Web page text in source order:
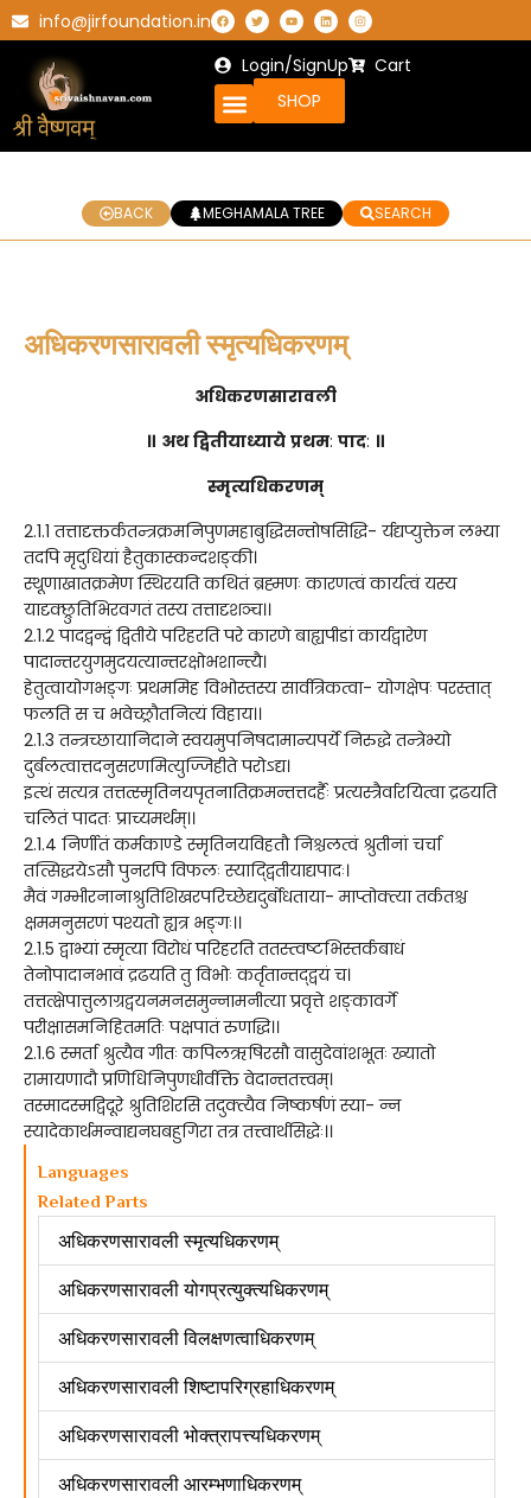
info@jirfoundation.in
Login/SignUp
Cart
SHOP
BACK MEGHAMALA TREE SEARCH
अधिकरणसारावली स्मृत्यधिकरणम्
अधिकरणसारावली
॥ अथ द्वितीयाध्याये प्रथम: पाद: ॥
स्मृत्यधिकरणम्
2.1.1 तत्तादृक्तर्कतन्त्रक्रमनिपुणमहाबुद्धिसन्तोषसिद्धि- र्यद्यप्युक्तेन लभ्या
तदपि मृदुधियां हैतुकास्कन्दशङ्की।
स्थूणाखातक्रमेण स्थिरयति कथितं ब्रह्मणः कारणत्वं कार्यत्वं यस्य
यादृक्छ्रुतिभिरवगतं तस्य तत्तादृशञ्च।।
2.1.2 पादद्वन्द्वं द्वितीये परिहरति परे कारणे बाह्यपीडां कार्यद्वारेण
पादान्तरयुगमुदयत्यान्तरक्षोभशान्त्यै।
हेतुत्वायोगभङ्गः प्रथममिह विभोस्तस्य सार्वत्रिकत्वा- योगक्षेपः परस्तात्
फलति स च भवेच्छ्रौतनित्यं विहाय।।
2.1.3 तन्त्रच्छायानिदाने स्वयमुपनिषदामान्यपर्ये निरुद्धे तन्त्रेभ्यो
दुर्बलत्वात्तदनुसरणमित्युज्जिहीते परोऽद्य।
इत्थं सत्यत्र तत्तत्स्मृतिनयपृतनातिक्रमन्तत्तदर्हैः प्रत्यस्त्रैर्वारयित्वा द्रढयति
चलितं पादतः प्राच्यमर्थम्।।
2.1.4 निर्णीतं कर्मकाण्डे स्मृतिनयविहतौ निश्चलत्वं श्रुतीनां चर्चा
तत्सिद्धयेऽसौ पुनरपि विफलः स्याद्द्वितीयाद्यपादः।
मैवं गम्भीरनानाश्रुतिशिखरपरिच्छेद्यदुर्बोधताया- माप्तोक्त्या तर्कतश्च
क्षममनुसरणं पश्यतो ह्यत्र भङ्गः।।
2.1.5 द्वाभ्यां स्मृत्या विरोधं परिहरति ततस्त्वष्टभिस्तर्कबाधं
तेनोपादानभावं द्रढयति तु विभोः कर्तृतान्तद्द्वयं च।
तत्तत्क्षेपात्तुलाग्रद्वयनमनसमुन्नामनीत्या प्रवृत्ते शङ्कावर्गे
परीक्षासमनिहितमतिः पक्षपातं रुणद्धि।।
2.1.6 स्मर्ता श्रुत्यैव गीतः कपिलऋषिरसौ वासुदेवांशभूतः ख्यातो
रामायणादौ प्रणिधिनिपुणधीर्वक्ति वेदान्ततत्त्वम्।
तस्मादस्मद्विदूरे श्रुतिशिरसि तदुक्त्यैव निष्कर्षणं स्या- न्न
स्यादेकार्थमन्वाद्यनघबहुगिरा तत्र तत्त्वार्थसिद्धेः।।
Languages
Related Parts
अधिकरणसारावली स्मृत्यधिकरणम्
अधिकरणसारावली योगप्रत्युक्त्यधिकरणम्
अधिकरणसारावली विलक्षणत्वाधिकरणम्
अधिकरणसारावली शिष्टापरिग्रहाधिकरणम्
अधिकरणसारावली भोक्त्रापत्त्यधिकरणम्
अधिकरणसारावली आरम्भणाधिकरणम्